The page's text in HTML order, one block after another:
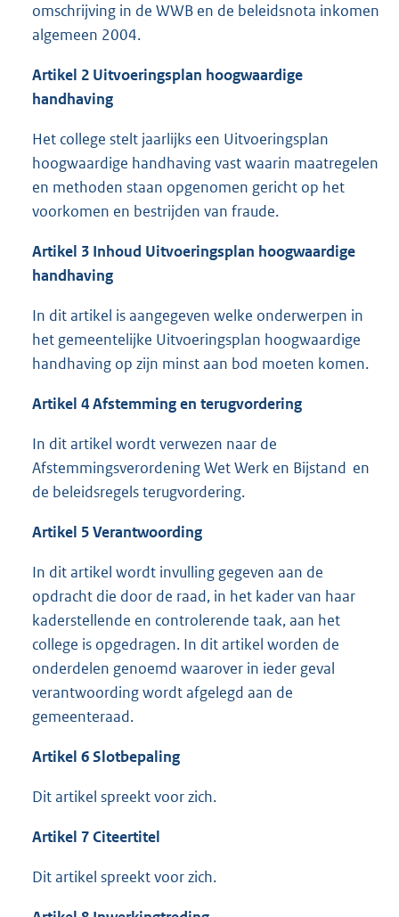
omschrijving in de WWB en de beleidsnota inkomen
algemeen 2004.
Artikel 2 Uitvoeringsplan hoogwaardige
handhaving
Het college stelt jaarlijks een Uitvoeringsplan
hoogwaardige handhaving vast waarin maatregelen
en methoden staan opgenomen gericht op het
voorkomen en bestrijden van fraude.
Artikel 3 Inhoud Uitvoeringsplan hoogwaardige
handhaving
In dit artikel is aangegeven welke onderwerpen in
het gemeentelijke Uitvoeringsplan hoogwaardige
handhaving op zijn minst aan bod moeten komen.
Artikel 4 Afstemming en terugvordering
In dit artikel wordt verwezen naar de
Afstemmingsverordening Wet Werk en Bijstand en
de beleidsregels terugvordering.
Artikel 5 Verantwoording
In dit artikel wordt invulling gegeven aan de
opdracht die door de raad, in het kader van haar
kaderstellende en controlerende taak, aan het
college is opgedragen. In dit artikel worden de
onderdelen genoemd waarover in ieder geval
verantwoording wordt afgelegd aan de
gemeenteraad.
Artikel 6 Slotbepaling
Dit artikel spreekt voor zich.
Artikel 7 Citeertitel
Dit artikel spreekt voor zich.